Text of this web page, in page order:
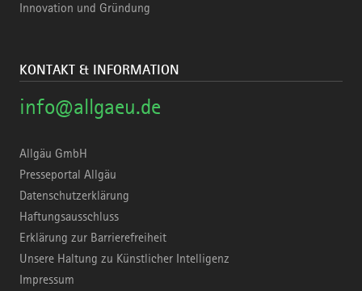
Innovation und Gründung
KONTAKT & INFORMATION
info@allgaeu.de
Allgäu GmbH
Presseportal Allgäu
Datenschutzerklärung
Haftungsausschluss
Erklärung zur Barrierefreiheit
Unsere Haltung zu Künstlicher Intelligenz
Impressum